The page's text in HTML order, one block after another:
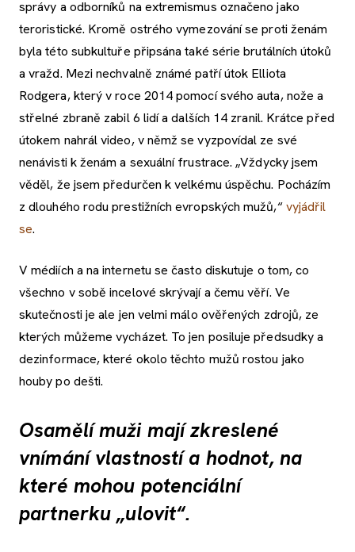
správy a odborníků na extremismus označeno jako
teroristické. Kromě ostrého vymezování se proti ženám
byla této subkultuře připsána také série brutálních útoků
a vražd. Mezi nechvalně známé patří útok Elliota
Rodgera, který v roce 2014 pomocí svého auta, nože a
střelné zbraně zabil 6 lidí a dalších 14 zranil. Krátce před
útokem nahrál video, v němž se vyzpovídal ze své
nenávisti k ženám a sexuální frustrace. „Vždycky jsem
věděl, že jsem předurčen k velkému úspěchu. Pocházím
z dlouhého rodu prestižních evropských mužů,“vyjádřil
se.
V médiích a na internetu se často diskutuje o tom, co
všechno v sobě incelové skrývají a čemu věří. Ve
skutečnosti je ale jen velmi málo ověřených zdrojů, ze
kterých můžeme vycházet. To jen posiluje předsudky a
dezinformace, které okolo těchto mužů rostou jako
houby po dešti.
Osamělí muži mají zkreslené
vnímání vlastností a hodnot, na
které mohou potenciální
partnerku „ulovit“.